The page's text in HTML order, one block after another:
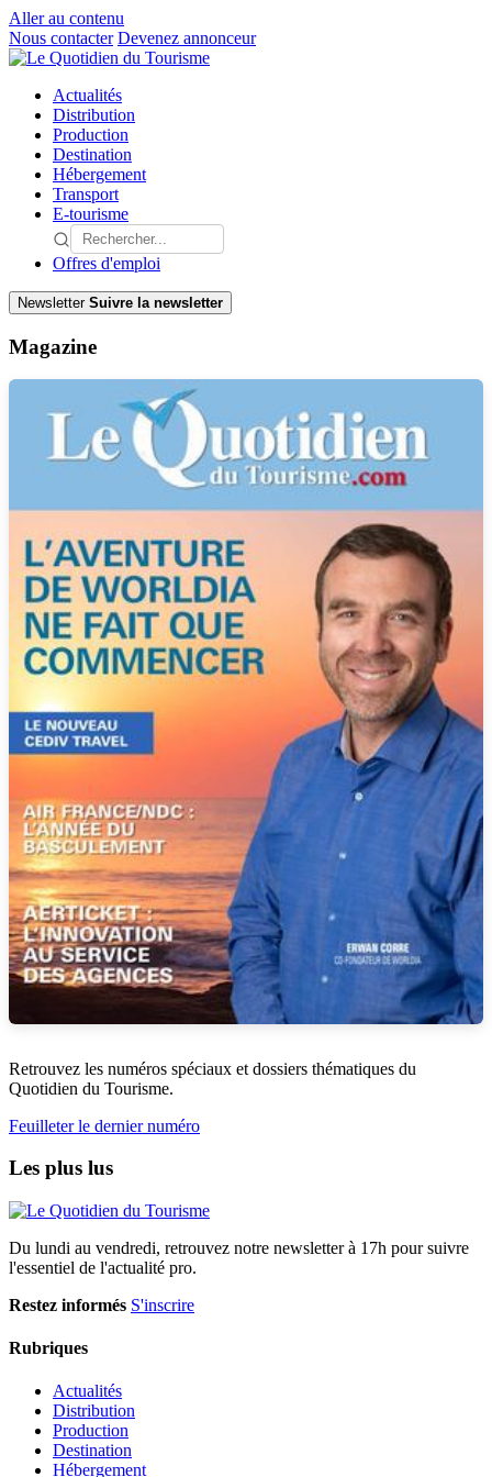
Aller au contenu
Nous contacter Devenez annonceur
Actualités
Distribution
Production
Destination
Hébergement
Transport
E-tourisme
Offres d'emploi
Newsletter Suivre la newsletter
Magazine
Retrouvez les numéros spéciaux et dossiers thématiques du
Quotidien du Tourisme.
Feuilleter le dernier numéro
Les plus lus
Du lundi au vendredi, retrouvez notre newsletter à 17h pour suivre
l'essentiel de l'actualité pro.
Restez informés S'inscrire
Rubriques
Actualités
Distribution
Production
Destination
Hébergement